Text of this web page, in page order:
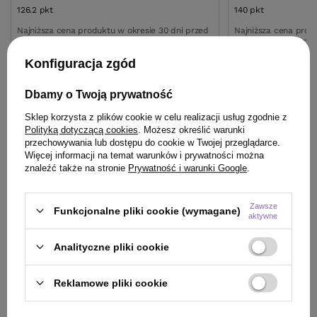
126.2 pktpunktów
Najniższa cena produktu w okresie 30 dni przed
wprowadzeniem obniżki:
Do koszyka
140 pktpunktów
Najniższa cena
wprowadzeniem
ZOBACZ RÓWNIEŻ
Konfiguracja zgód
Dbamy o Twoją prywatność
Sklep korzysta z plików cookie w celu realizacji usług zgodnie z
Polityką dotyczącą cookies . Możesz określić warunki
przechowywania lub dostępu do cookie w Twojej przeglądarce.
Więcej informacji na temat warunków i prywatności można
znaleźć także na stronie Prywatność i warunki Google
Funkcjonalne pliki cookie (wymagane)
Zawsze
aktywne
Analityczne pliki cookie
Reklamowe pliki cookie